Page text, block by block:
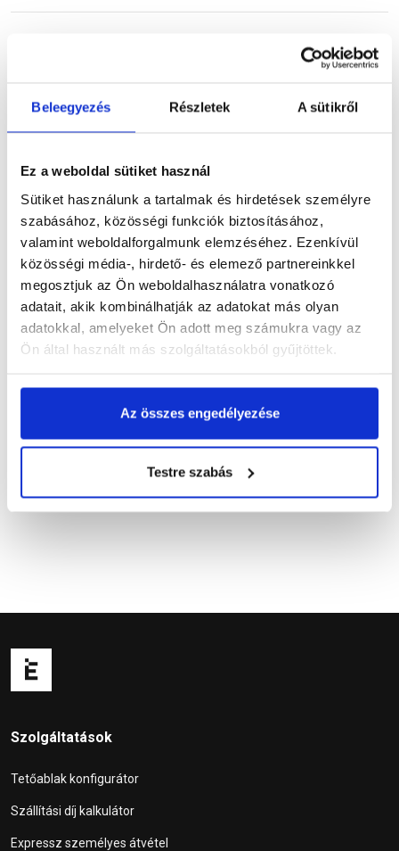
Beleegyezés Részletek A sütikről
Ez a weboldal sütiket használ
Sütiket használunk a tartalmak és hirdetések személyre
szabásához, közösségi funkciók biztosításához,
valamint weboldalforgalmunk elemzéséhez. Ezenkívül
közösségi média-, hirdető- és elemező partnereinkkel
megosztjuk az Ön weboldalhasználatra vonatkozó
adatait, akik kombinálhatják az adatokat más olyan
adatokkal, amelyeket Ön adott meg számukra vagy az
Ön által használt más szolgáltatásokból gyűjtöttek.
Az összes engedélyezése
Testre szabás
Dokumentumok(3)
Vásárlói vélemények
Kapcsolódó cikkek
Szolgáltatások
Tetőablak konfigurátor
Szállítási díj kalkulátor
Expressz személyes átvétel